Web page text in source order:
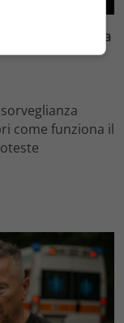
i poteri alla
come funziona il